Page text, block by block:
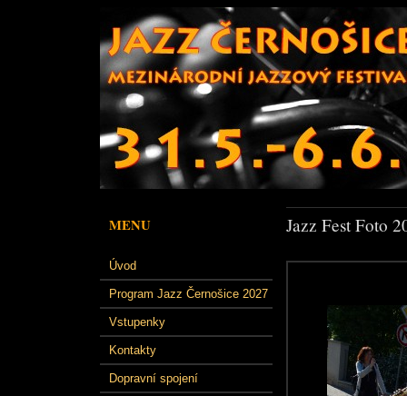
MENU
Úvod
Program Jazz Černošice 2027
Vstupenky
Kontakty
Dopravní spojení
Jazz Fest Foto